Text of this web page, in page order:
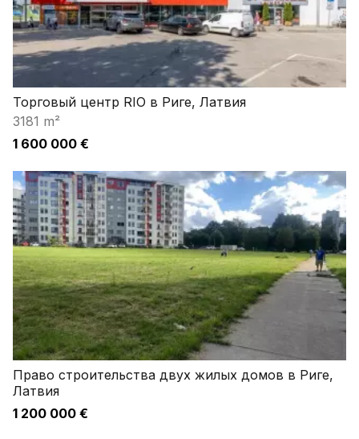
Торговый центр RIO в Риге, Латвия
3181 m²
1 600 000 €
Право строительства двух жилых домов в Риге,
Латвия
1 200 000 €